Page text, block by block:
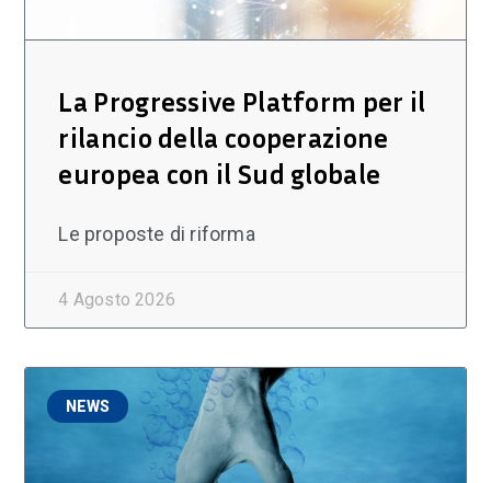
La Progressive Platform per il
rilancio della cooperazione
europea con il Sud globale
Le proposte di riforma
4 Agosto 2026
NEWS